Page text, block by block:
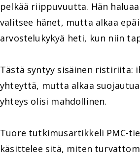
pelkää riippuvuutta. Hän
valitsee hänet, mutta alkaa
arvostelukykyä heti, kun niin
Tästä syntyy sisäinen ristiriita:
yhteyttä, mutta alkaa
yhteys olisi mahdollinen.
Tuore tutkimusartikkeli PMC-
käsittelee sitä, miten